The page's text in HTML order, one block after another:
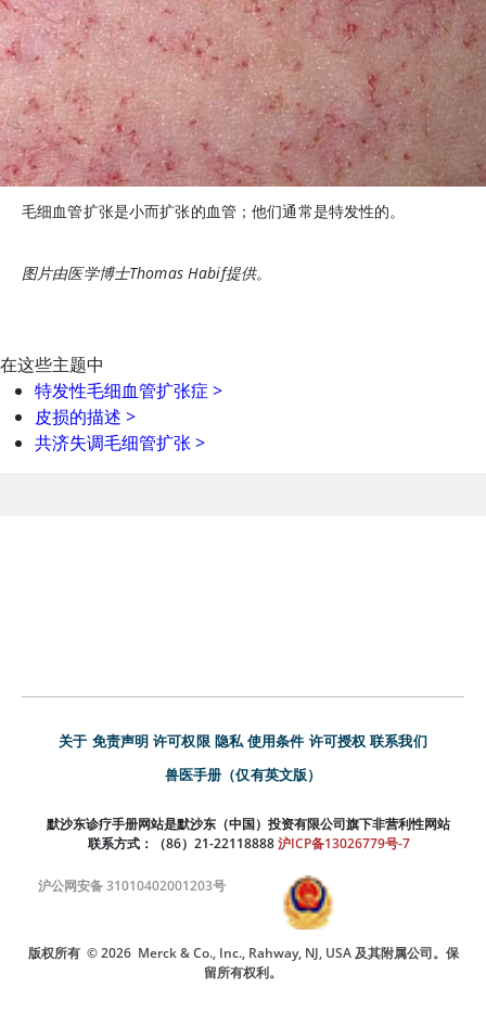
毛细血管扩张是小而扩张的血管；他们通常是特发性的。
图片由医学博士Thomas Habif提供。
在这些主题中
特发性毛细血管扩张症 >
皮损的描述 >
共济失调毛细管扩张>
关于 免责声明 许可权限 隐私 使用条件 许可授权 联系我们
兽医手册（仅有英文版）
默沙东诊疗手册网站是默沙东（中国）投资有限公司旗下非营利性网站
联系方式：（86）21-22118888 沪ICP备13026779号-7
沪公网安备 31010402001203号
版权所有 © 2026 Merck & Co., Inc., Rahway, NJ, USA 及其附属公司。保
留所有权利。